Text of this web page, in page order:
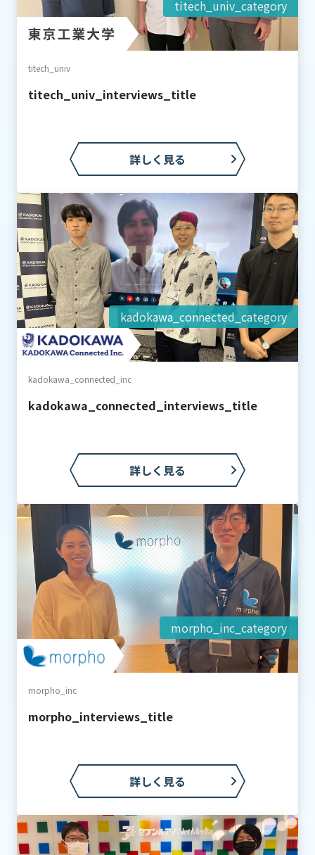
titech_univ_category
titech_univ
titech_univ_interviews_title
詳しく見る
kadokawa_connected_category
kadokawa_connected_inc
kadokawa_connected_interviews_title
詳しく見る
morpho_inc_category
morpho_inc
morpho_interviews_title
詳しく見る